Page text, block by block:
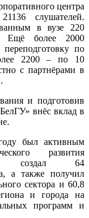
центра
слушателей.
в вузе 220
Ещё более 2000
по
2200 – по 10
с партнёрами в
и подготовив
внёс вклад в
был активным
развития
создал 64
а также получил
сектора и 60,8
и города на
программ и